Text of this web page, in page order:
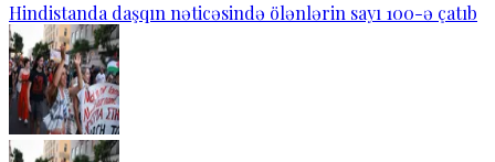
Hindistanda daşqın nəticəsində ölənlərin sayı 100-ə çatıb